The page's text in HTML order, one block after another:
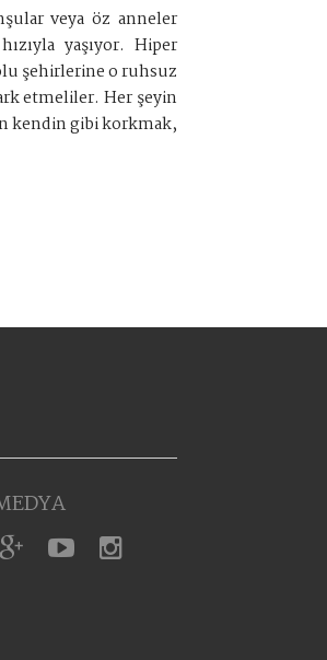
veya öz anneler
yaşıyor. Hiper
şehirlerine o ruhsuz
etmeliler. Her şeyin
kendin gibi korkmak,